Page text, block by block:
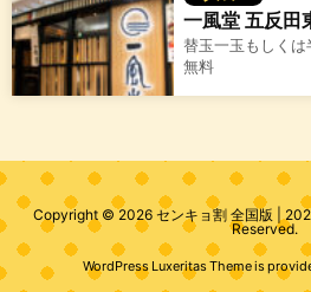
一風堂 五反田
替玉一玉もしく
無料
Copyright ©2026 センキョ割 全国版 |
Reserved.
WordPress Luxeritas Theme is